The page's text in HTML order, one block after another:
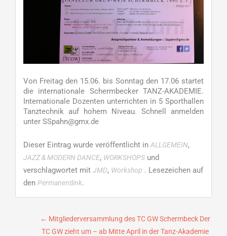
Von Freitag den 15.06. bis Sonntag den 17.06 startet
die internationale Schermbecker TANZ-AKADEMIE.
Internationale Dozenten unterrichten in 5 Sporthallen
Tanztechnik auf hohem Niveau. Schnell anmelden
unter SSpahn@gmx.de
Dieser Eintrag wurde veröffentlicht in ALLGEMEIN,
JAZZ & MODERN DANCE, WORKSHOPS und
verschlagwortet mit JMD, Workshop . Lesezeichen auf
den Permanentlink.
Beitragsnavigation
← Mitgliederversammlung des TC GW Schermbeck Der
TC GW zieht um – ab Mitte April in der Tanz-Akademie